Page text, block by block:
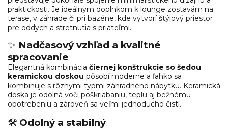
praktickosti. Je ideálnym doplnkom k lounge zostavám na
terase, v záhrade či pri bazéne, kde vytvorí štýlový priestor
pre oddych a stretnutia s priateľmi.
✨ Nadčasový vzhľad a kvalitné
spracovanie
Elegantná kombinácia čiernej konštrukcie so šedou
keramickou doskou pôsobí moderne a ľahko sa
kombinuje s rôznymi typmi záhradného nábytku. Keramická
doska je odolná voči poškriabaniu, teplu aj bežnému
opotrebeniu a zároveň sa veľmi jednoducho čistí.
🛠️ Odolný a stabilný